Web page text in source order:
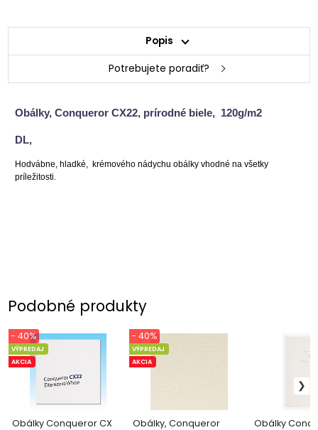
Popis
Potrebujete poradiť?
Obálky, Conqueror CX22, prírodné biele, 120g/m2
DL,
Hodvábne, hladké, krémového nádychu obálky vhodné na všetky
príležitosti.
Podobné produkty
Obálky Conqueror CX
VÝPREDAJ
AKCIA
- 40%
Obálky, Conqueror
VÝPREDAJ
AKCIA
- 40%
Obálky